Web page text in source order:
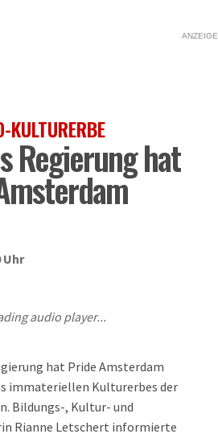
ANZEIGE
KULTURERBE
Regierung hat
Uhr
audio player...
hat Pride Amsterdam
immateriellen Kulturerbes der
Bildungs-, Kultur- und
Rianne Letschert informierte